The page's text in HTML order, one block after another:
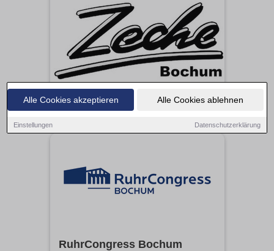
Alle Cookies akzeptieren Alle Cookies ablehnen
Einstellungen Datenschutzerklärung
Zeche Bochum
RuhrCongress Bochum